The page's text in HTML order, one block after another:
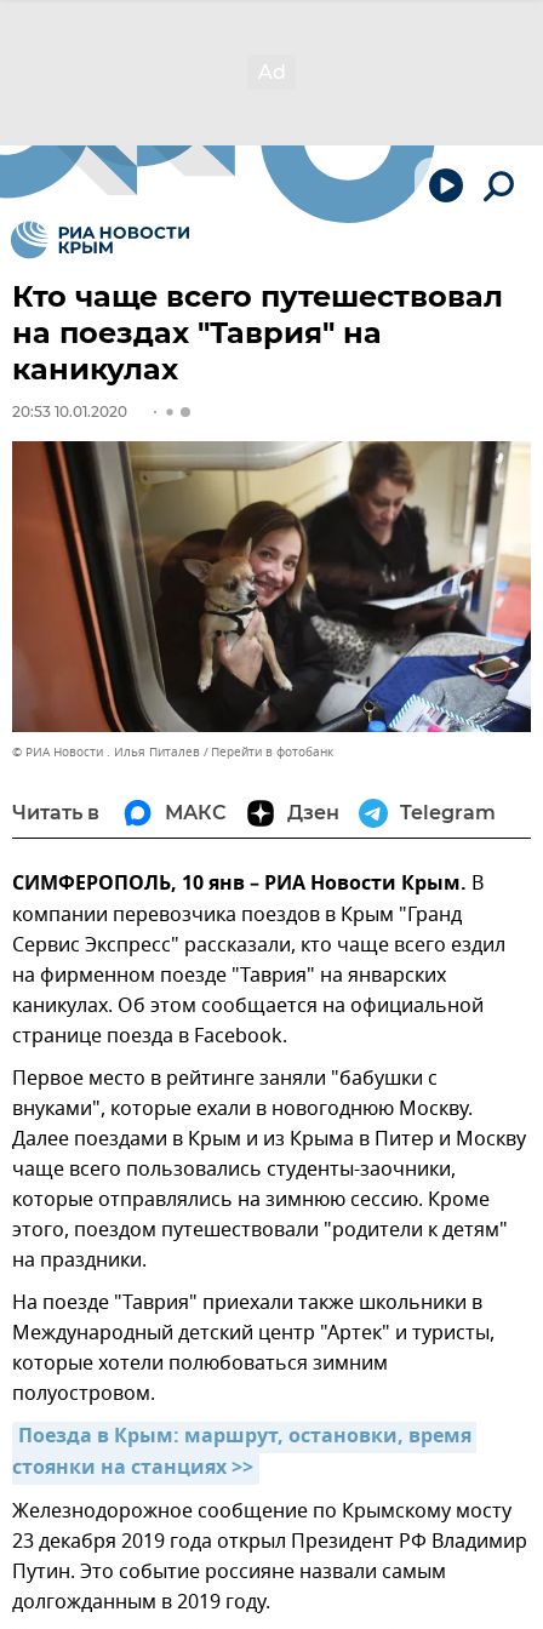
Кто чаще всего путешествовал
на поездах "Таврия" на
каникулах
20:53 10.01.2020
© РИА Новости . Илья Питалев Перейти в фотобанк
Читать в МАКС Дзен Telegram
СИМФЕРОПОЛЬ, 10 янв – РИА Новости Крым. В
компании перевозчика поездов в Крым "Гранд
Сервис Экспресс" рассказали, кто чаще всего ездил
на фирменном поезде "Таврия" на январских
каникулах. Об этом сообщается на официальной
странице поезда в Facebook.
Первое место в рейтинге заняли "бабушки с
внуками", которые ехали в новогоднюю Москву.
Далее поездами в Крым и из Крыма в Питер и Москву
чаще всего пользовались студенты-заочники,
которые отправлялись на зимнюю сессию. Кроме
этого, поездом путешествовали "родители к детям"
на праздники.
На поезде "Таврия" приехали также школьники в
Международный детский центр "Артек" и туристы,
которые хотели полюбоваться зимним
полуостровом.
Поезда в Крым: маршрут, остановки, время
стоянки на станциях >>
Железнодорожное сообщение по Крымскому мосту
23 декабря 2019 года открыл Президент РФ Владимир
Путин. Это событие россияне назвали самым
долгожданным в 2019 году.